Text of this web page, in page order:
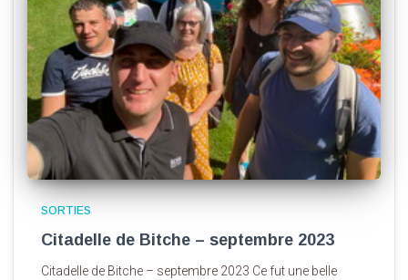
SORTIES
Citadelle de Bitche – septembre 2023
Citadelle de Bitche – septembre 2023 Ce fut une belle